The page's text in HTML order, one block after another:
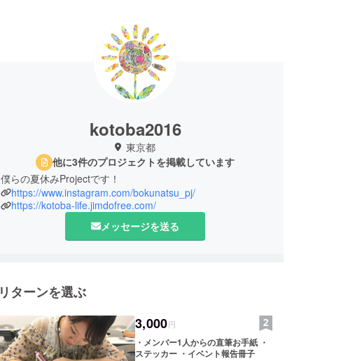
kotoba2016
東京都
他に3件のプロジェクトを掲載しています
僕らの夏休みProjectです！
https://www.instagram.com/bokunatsu_pj/
https://kotoba-life.jimdofree.com/
メッセージを送る
リターンを選ぶ
3,000円
・メンバー1人からの直筆お手紙 ・
ステッカー ・イベント報告冊子